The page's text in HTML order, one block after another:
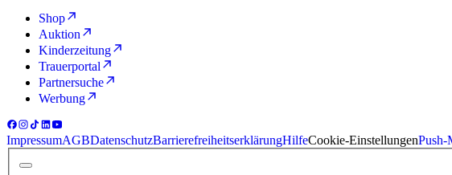
Shop
Auktion
Kinderzeitung
Trauerportal
Partnersuche
Werbung
ImpressumAGBDatenschutzBarrierefreiheitserklärungHilfeCookie-EinstellungenPush-